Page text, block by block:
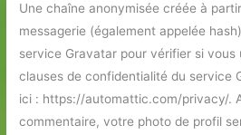
Une chaîne anonymisée créée à
messagerie (également appelée
service Gravatar pour vérifier si vous
clauses de confidentialité du service
ici : https://automattic.com/privacy/.
commentaire, votre photo de profil